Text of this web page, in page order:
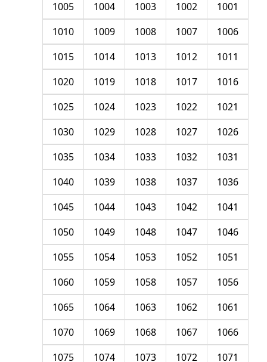
1001
1002
1003
1004
1005
1006
1007
1008
1009
1010
1011
1012
1013
1014
1015
1016
1017
1018
1019
1020
1021
1022
1023
1024
1025
1026
1027
1028
1029
1030
1031
1032
1033
1034
1035
1036
1037
1038
1039
1040
1041
1042
1043
1044
1045
1046
1047
1048
1049
1050
1051
1052
1053
1054
1055
1056
1057
1058
1059
1060
1061
1062
1063
1064
1065
1066
1067
1068
1069
1070
1071
1072
1073
1074
1075